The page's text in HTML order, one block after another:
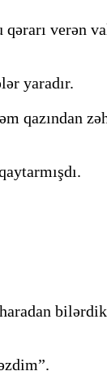
verən
yaradır.
qazından